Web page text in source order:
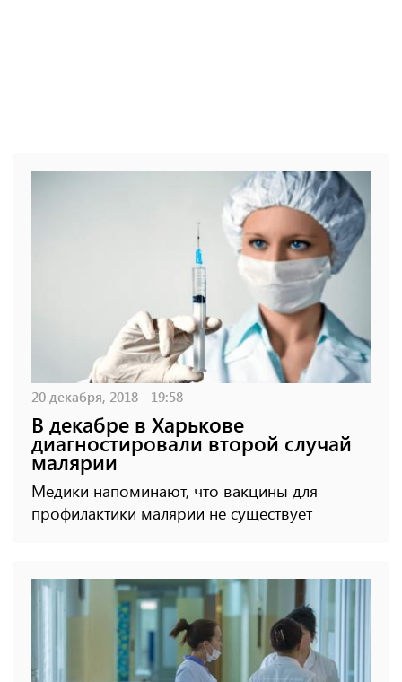
20 декабря, 2018 - 19:58
В декабре в Харькове
диагностировали второй случай
малярии
Медики напоминают, что вакцины для
профилактики малярии не существует